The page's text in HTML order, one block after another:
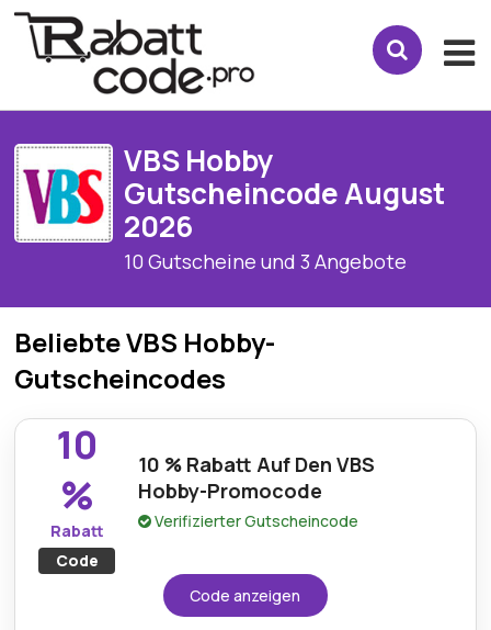
VBS Hobby
Gutscheincode August
2026
10 Gutscheine und 3 Angebote
Beliebte VBS Hobby-
Gutscheincodes
10
%
Rabatt
Code
10 % Rabatt Auf Den VBS
Hobby-Promocode
Verifizierter Gutscheincode
Code anzeigen